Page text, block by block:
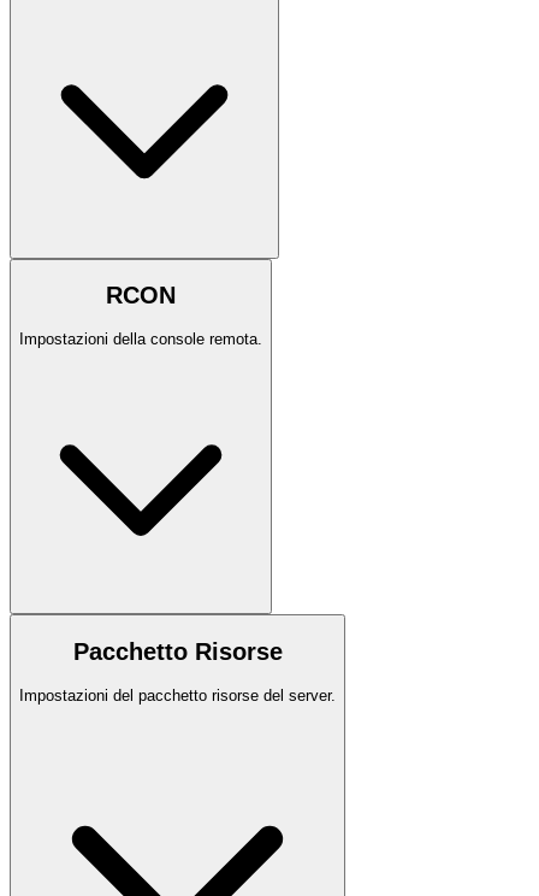
RCON
Impostazioni della console remota.
Pacchetto Risorse
Impostazioni del pacchetto risorse del server.